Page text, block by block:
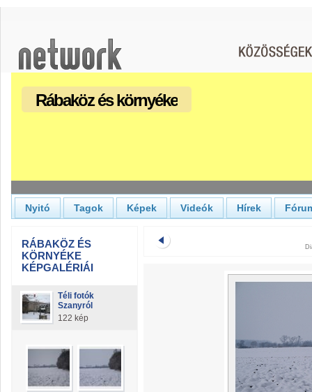
Rábaköz és környéke
Nyitó Tagok Képek Videók Hírek
RÁBAKÖZ ÉS
KÖRNYÉKE
KÉPGALÉRIÁI
Téli fotók
Szanyról
122 kép